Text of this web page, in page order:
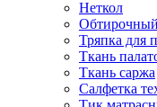
Неткол
Тряпка для
Ткань
Ткань саржа
Салфетка